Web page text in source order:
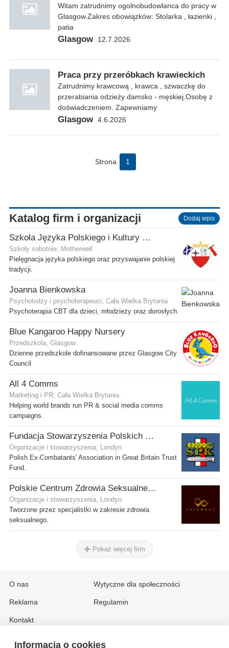
Informacja o cookies
Witam zatrudnimy ogolnobudowlanca do pracy w
Glasgow.Zakres obowiązków: Stolarka , łazienki ,
patia
Glasgow 12.7.2026
Praca przy przeróbkach krawieckich
Zatrudnimy krawcową , krawca , szwaczkę do
przerabiania odzieży damsko - męskiej.Osobę z
doświadczeniem. Zapewniamy
Glasgow 4.6.2026
Strona 1
Katalog firm i organizacji Dodaj wpis
Szkoła Języka Polskiego i Kultury w Motherwell
Szkoły sobotnie, Motherwell
Pielęgnacja języka polskiego oraz przyswajanie polskiej
tradycji.
Joanna Bienkowska
Psycholodzy i psychoterapeuci, Cała Wielka Brytania
Psychoterapia CBT dla dzieci, młodzieży oraz dorosłych.
Blue Kangaroo Happy Nursery
Przedszkola, Glasgow
Dzienne przedszkole dofinansowane przez Glasgow City
Council
All 4 Comms
Marketing i PR, Cała Wielka Brytania
Helping world brands run PR & social media comms
campaigns.
Fundacja Stowarzyszenia Polskich Kombatantów w Wielkiej Brytanii
Organizacje i stowarzyszenia, Londyn
Polish Ex-Combatants' Association in Great Britain Trust
Fund.
Polskie Centrum Zdrowia Seksualnego
Organizacje i stowarzyszenia, Londyn
Tworzone przez specjalistki w zakresie zdrowia
seksualnego.
Pokaż więcej firm
O nas
Reklama
Kontakt
Wytyczne dla społeczności
Regulamin